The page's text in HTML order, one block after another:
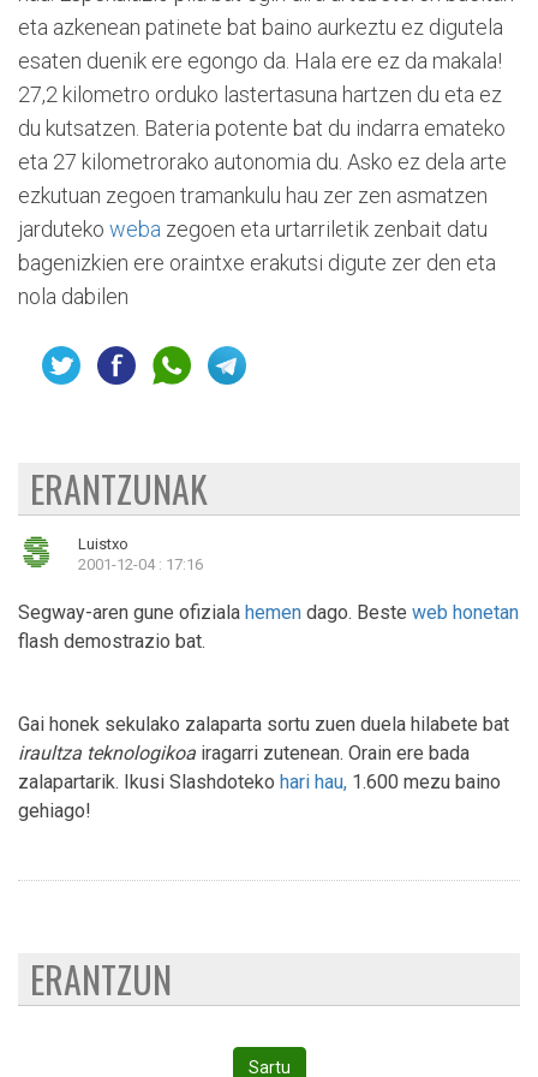
eta azkenean patinete bat baino aurkeztu ez digutela
esaten duenik ere egongo da. Hala ere ez da makala!
27,2 kilometro orduko lastertasuna hartzen du eta ez
du kutsatzen. Bateria potente bat du indarra emateko
eta 27 kilometrorako autonomia du. Asko ez dela arte
ezkutuan zegoen tramankulu hau zer zen asmatzen
jarduteko weba zegoen eta urtarriletik zenbait datu
bagenizkien ere oraintxe erakutsi digute zer den eta
nola dabilen
ERANTZUNAK
Luistxo
2001-12-04 : 17:16
Segway-aren gune ofiziala hemen dago. Beste web honetan
flash demostrazio bat.
Gai honek sekulako zalaparta sortu zuen duela hilabete bat
iraultza teknologikoa iragarri zutenean. Orain ere bada
zalapartarik. Ikusi Slashdoteko hari hau, 1.600 mezu baino
gehiago!
ERANTZUN
Sartu